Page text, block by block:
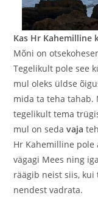
Kas Hr Kahemilline
Mõni on
Tegelikult pole see
mul oleks üldse
mida ta teha tahab.
tegelikult tema
mul on sedavaja
Hr Kahemilline pole
vägagi Mees ning
räägib neist siis, kui
nendest vadrata.